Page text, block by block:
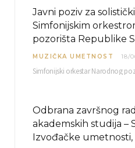
Javni poziv za
Simfonijskim
pozorišta Republike
MUZIČKA UMETNOST 18/
Odbrana završnog
akademskih studija –
Izvođačke